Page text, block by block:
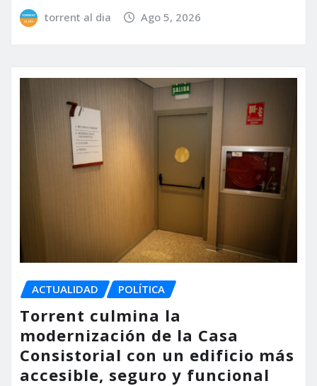
torrent al dia Ago 5, 2026
ACTUALIDAD POLÍTICA
Torrent culmina la
modernización de la Casa
Consistorial con un edificio más
accesible, seguro y funcional